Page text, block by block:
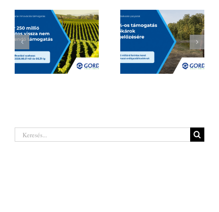
| Akár 250 millió
forintig
pályázat a hazai
termelőknek
Keresés...